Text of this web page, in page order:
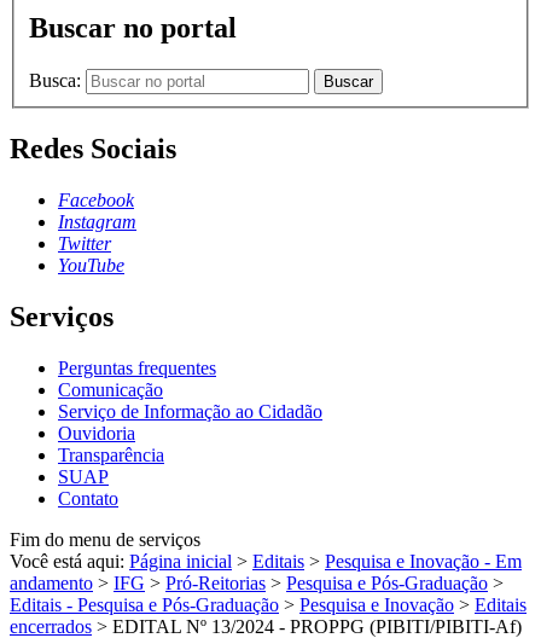
Buscar no portal
Busca: Buscar
Redes Sociais
Facebook
Instagram
Twitter
YouTube
Serviços
Perguntas frequentes
Comunicação
Serviço de Informação ao Cidadão
Ouvidoria
Transparência
SUAP
Contato
Fim do menu de serviços
Você está aqui: Página inicial > Editais > Pesquisa e Inovação - Em
andamento > IFG > Pró-Reitorias > Pesquisa e Pós-Graduação >
Editais - Pesquisa e Pós-Graduação > Pesquisa e Inovação > Editais
encerrados > EDITAL Nº 13/2024 - PROPPG (PIBITI/PIBITI-Af)